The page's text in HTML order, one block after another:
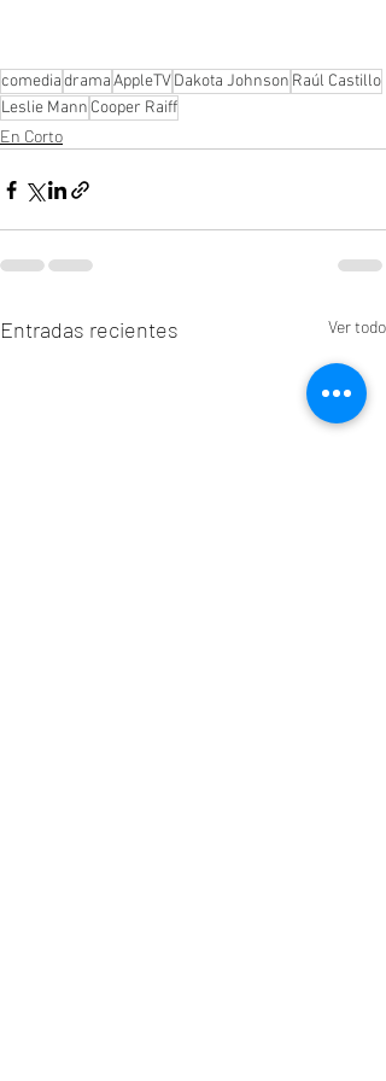
comediadramaAppleTVDakota Johnson Raúl Castillo
Leslie Mann Cooper Raiff
En Corto
Entradas recientes Ver todo